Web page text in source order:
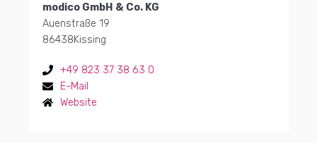
modico GmbH & Co. KG
Auenstraße 19
86438Kissing
+49 823 37 38 63 0
E-Mail
Website